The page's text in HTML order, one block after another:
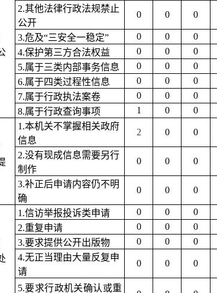
2.其他法律行政法规禁止
公开
0 0 0
3.危及“三安全一稳定” 0 0 0
4.保护第三方合法权益
0 0 0
5.属于三类内部事务信息
0 0 0
6.属于四类过程性信息
0 0 0
7.属于行政执法案卷
0 0 0
8.属于行政查询事项
1 0 0
1.本机关不掌握相关政府
信息
2 0 0
2.没有现成信息需要另行
制作
0 0 0
3.补正后申请内容仍不明
确
0 0 0
1.信访举报投诉类申请 0 0 0
2.重复申请
0 0 0
3.要求提供公开出版物
0 0 0
4.无正当理由大量反复申
请
0 0 0
5.要求行政机关确认或重